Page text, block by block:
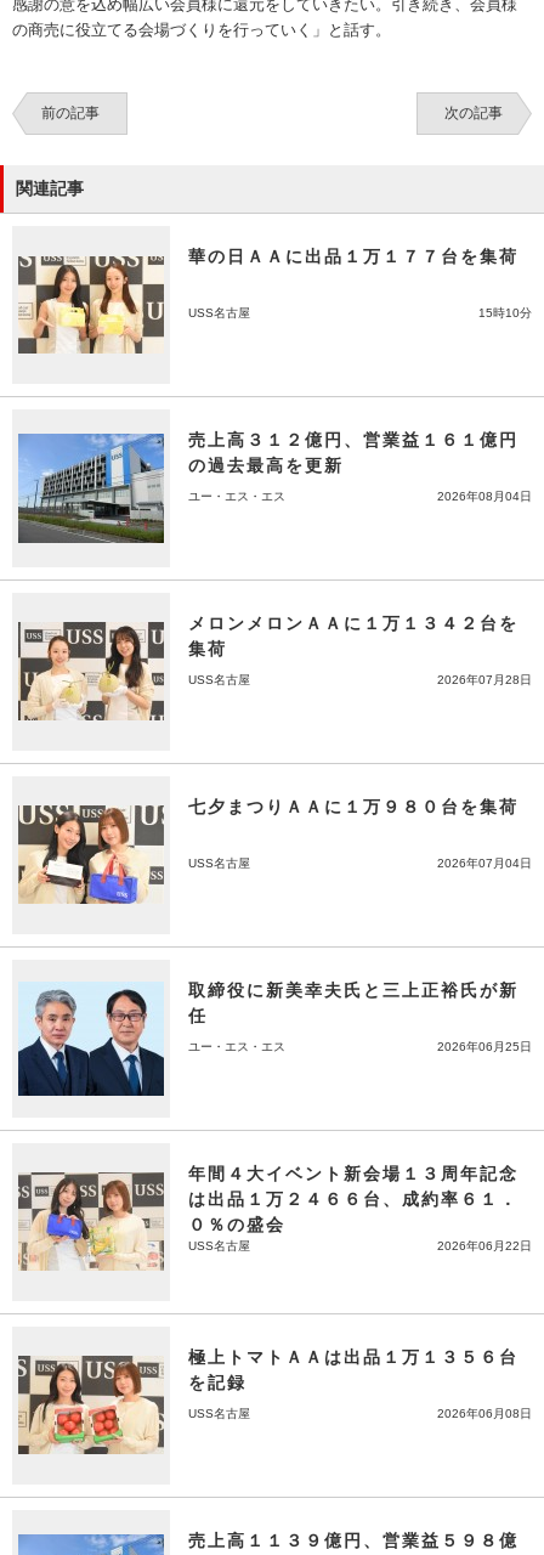
感謝の意を込め幅広い会員様に還元をしていきたい。引き続き、会員様
の商売に役立てる会場づくりを行っていく」と話す。
前の記事 次の記事
関連記事
華の日ＡＡに出品１万１７７台を集荷
USS名古屋 15時10分
売上高３１２億円、営業益１６１億円
の過去最高を更新
ユー・エス・エス 2026年08月04日
メロンメロンＡＡに１万１３４２台を
集荷
USS名古屋 2026年07月28日
七夕まつりＡＡに１万９８０台を集荷
USS名古屋 2026年07月04日
取締役に新美幸夫氏と三上正裕氏が新
任
ユー・エス・エス 2026年06月25日
年間４大イベント新会場１３周年記念
は出品１万２４６６台、成約率６１．
０％の盛会
USS名古屋 2026年06月22日
極上トマトＡＡは出品１万１３５６台
を記録
USS名古屋 2026年06月08日
売上高１１３９億円、営業益５９８億